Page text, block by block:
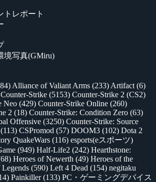
トレポート
境写真(GMiru)
Alliance of Valiant Arms (233) Artifact (6)
Counter-Strike (5153) Counter-Strike 2 (CS2)
Neo (429) Counter-Strike Online (260)
2 (18) Counter-Strike: Condition Zero (63)
Offensive (3250) Counter-Strike: Source
(113) CSPromod (57) DOOM3 (102) Dota 2
QuakeWars (116) esports(eスポーツ)
(949) Half-Life2 (242) Hearthstone:
Heroes of Newerth (49) Heroes of the
(590) Left 4 Dead (154) negitaku
Painkiller(133) PC・ゲーミングデバイス